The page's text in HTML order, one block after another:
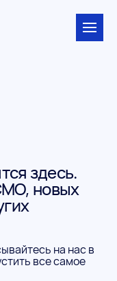
здесь.
новых
на нас в
все самое